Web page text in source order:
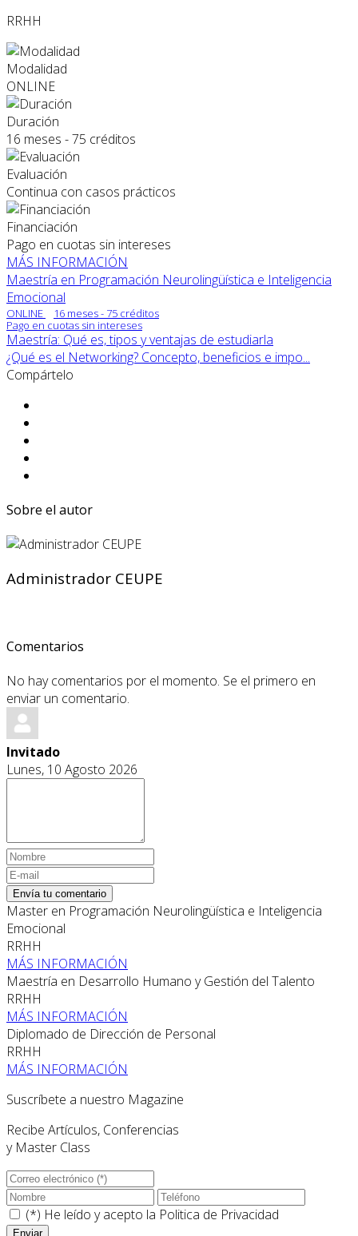
RRHH
Modalidad
ONLINE
Duración
16 meses - 75 créditos
Evaluación
Continua con casos prácticos
Financiación
Pago en cuotas sin intereses
MÁS INFORMACIÓN
Maestría en Programación Neurolingüística e Inteligencia
Emocional
ONLINE
16 meses - 75 créditos
Pago en cuotas sin intereses
Maestría: Qué es, tipos y ventajas de estudiarla
¿Qué es el Networking? Concepto, beneficios e impo...
Compártelo
Sobre el autor
Administrador CEUPE
Comentarios
No hay comentarios por el momento. Se el primero en
enviar un comentario.
Invitado
Lunes, 10 Agosto 2026
Envía tu comentario
Master en Programación Neurolingüística e Inteligencia
Emocional
RRHH
MÁS INFORMACIÓN
Maestría en Desarrollo Humano y Gestión del Talento
RRHH
MÁS INFORMACIÓN
Diplomado de Dirección de Personal
RRHH
MÁS INFORMACIÓN
Suscríbete a nuestro Magazine
Recibe Artículos, Conferencias
y Master Class
(*) He leído y acepto la Politica de Privacidad